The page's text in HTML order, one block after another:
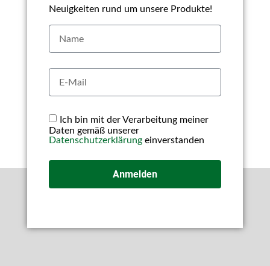
Neuigkeiten rund um unsere Produkte!
Ich bin mit der Verarbeitung meiner
Daten gemäß unserer
Datenschutzerklärungeinverstanden
Anmelden